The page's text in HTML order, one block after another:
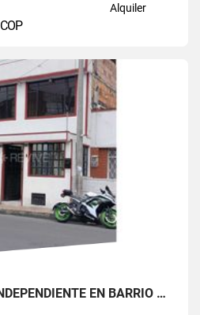
Alquiler
COP
SE ARRIENDA CASA INDEPENDIENTE EN BARRIO QUIROGA SUR